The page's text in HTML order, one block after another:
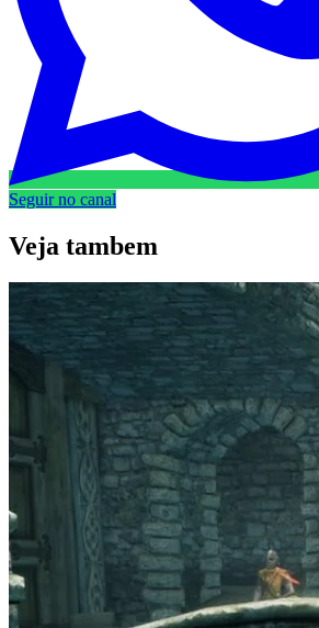
Seguir no canal
Veja tambem